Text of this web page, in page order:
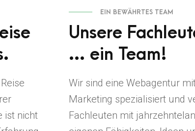
ist nicht
EIN BEWÄHRTES TEAM
Unsere
... ein Team!
Wir sind eine Webagentur
Marketing spezialisiert und
Fachleuten mit